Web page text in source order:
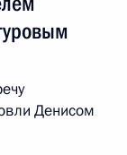
Денисом